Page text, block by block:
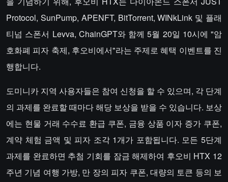
Protocol, SunPump, APENFT, BitTorrent, WINkLink 및 플래
티넘 스폰서 Levva, ChainGPT와 함께 5월 20일 10시에 "암
호화폐 피자 축제, 후오비에서"라는 주제로 혜택 이벤트를 진
행합니다.
도미니카 지역 사용자들은 참여 신청을 할 수 있으며, 각 단계
의 과제를 완료할 때마다 해당 보상을 받을 수 있습니다. 보상
에는 현물 거래 수수료 환급 쿠폰, 금융 상품 이자 증가 쿠폰,
계약 체험 금액 및 피자 조각 1개가 포함됩니다. 모든 5단계
과제를 완료하면 추첨 기회를 잠금 해제하여 후오비 HTX 12
주년 기념 여행 가방, 만 장의 피자 쿠폰, 대량의 토큰 등의 보